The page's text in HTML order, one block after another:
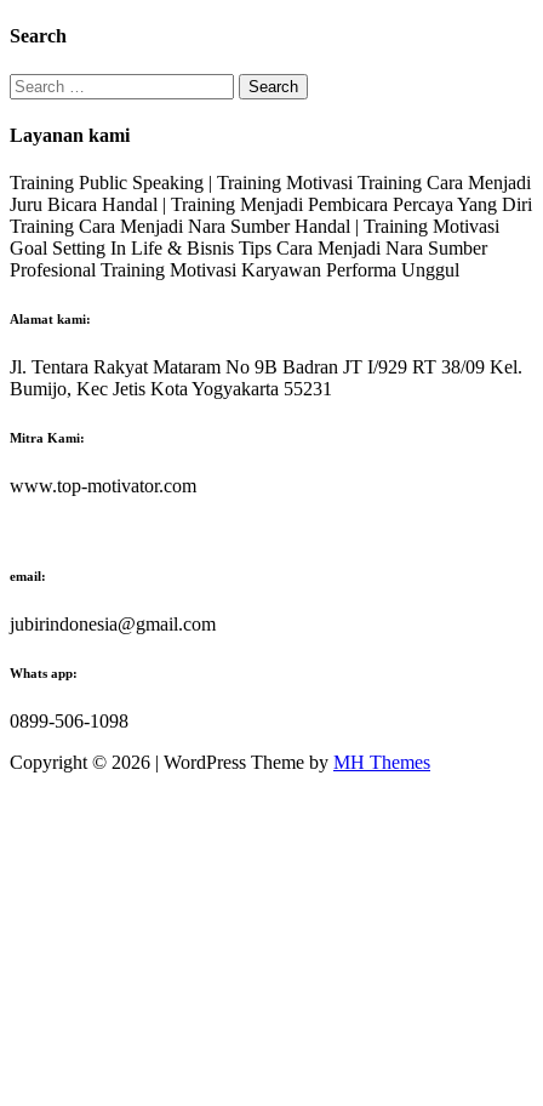
Search
Search
for:
Layanan kami
Training Public Speaking | Training Motivasi Training Cara Menjadi
Juru Bicara Handal | Training Menjadi Pembicara Percaya Yang Diri
Training Cara Menjadi Nara Sumber Handal | Training Motivasi
Goal Setting In Life & Bisnis Tips Cara Menjadi Nara Sumber
Profesional Training Motivasi Karyawan Performa Unggul
Alamat kami:
Jl. Tentara Rakyat Mataram No 9B Badran JT I/929 RT 38/09 Kel.
Bumijo, Kec Jetis Kota Yogyakarta 55231
Mitra Kami:
www.top-motivator.com
email:
jubirindonesia@gmail.com
Whats app:
0899-506-1098
Copyright © 2026 | WordPress Theme by MH Themes